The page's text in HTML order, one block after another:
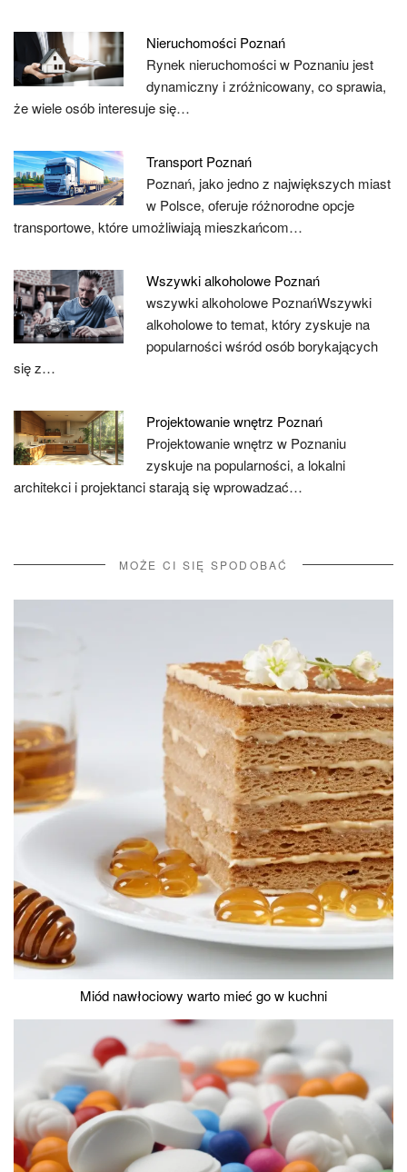
Nieruchomości Poznań
Rynek nieruchomości w Poznaniu jest
dynamiczny i zróżnicowany, co sprawia,
że wiele osób interesuje się…
Transport Poznań
Poznań, jako jedno z największych miast
w Polsce, oferuje różnorodne opcje
transportowe, które umożliwiają mieszkańcom…
Wszywki alkoholowe Poznań
wszywki alkoholowe PoznańWszywki
alkoholowe to temat, który zyskuje na
popularności wśród osób borykających
się z…
Projektowanie wnętrz Poznań
Projektowanie wnętrz w Poznaniu
zyskuje na popularności, a lokalni
architekci i projektanci starają się wprowadzać…
MOŻE CI SIĘ SPODOBAĆ
Miód nawłociowy warto mieć go w kuchni